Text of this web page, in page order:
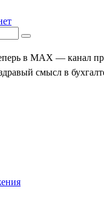
в MAX — канал
смысл в